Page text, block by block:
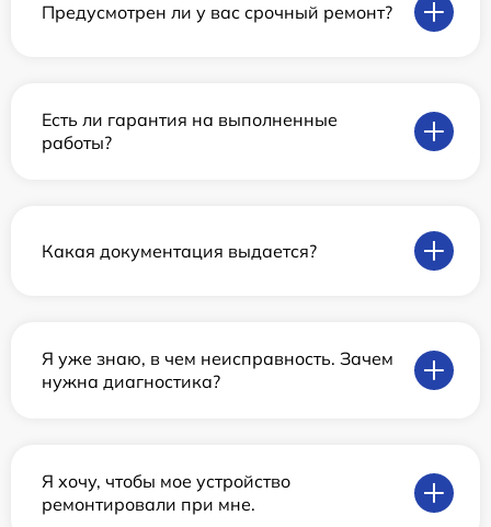
Предусмотрен ли у вас срочный ремонт?
Есть ли гарантия на выполненные
работы?
Какая документация выдается?
Я уже знаю, в чем неисправность. Зачем
нужна диагностика?
Я хочу, чтобы мое устройство
ремонтировали при мне.